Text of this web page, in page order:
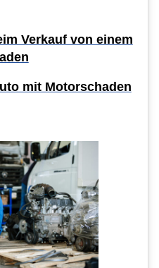
Verkauf von einem
mit Motorschaden